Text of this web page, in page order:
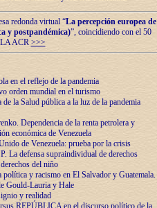
redonda virtual “La percepción europea de
y postpandémica)”, coincidiendo con el 50
ACR >>>
en el reflejo de la pandemia
orden mundial en el turismo
la Salud pública a la luz de la pandemia
Dependencia de la renta petrolera y
económica de Venezuela
de Venezuela: prueba por la crisis
La defensa supraindividual de derechos
del niño
y racismo en El Salvador y Guatemala.
Gould-Lauria y Hale
y realidad
REPÚBLICA en el discurso político de la